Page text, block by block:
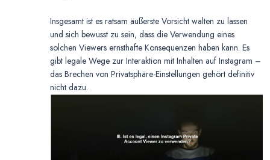
Insgesamt ist es ratsam äußerste Vorsicht walten zu lassen
und sich bewusst zu sein, dass die Verwendung eines
solchen Viewers ernsthafte Konsequenzen haben kann. Es
gibt legale Wege zur Interaktion mit Inhalten auf Instagram –
das Brechen von Privatsphäre-Einstellungen gehört definitiv
nicht dazu.